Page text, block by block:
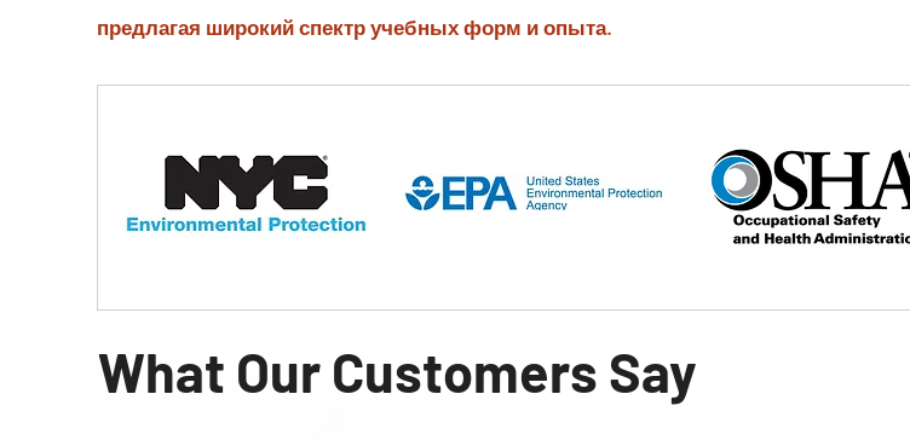
предлагая широкий спектр учебных форм и опыта.
What Our Customers Say